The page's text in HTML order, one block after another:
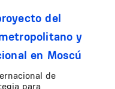
del
y
en Moscú
de
para